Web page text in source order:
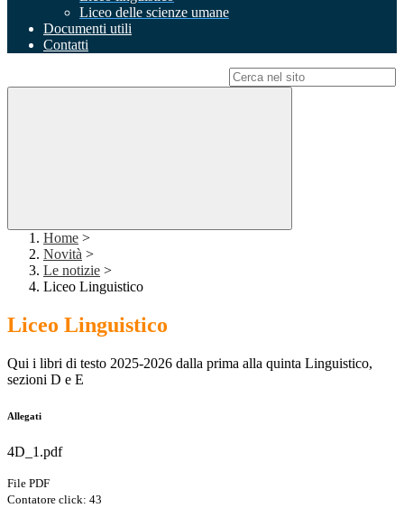
Liceo delle scienze umane
Documenti utili
Contatti
Home >
Novità >
Le notizie >
Liceo Linguistico
Liceo Linguistico
Qui i libri di testo 2025-2026 dalla prima alla quinta Linguistico,
sezioni D e E
Allegati
4D_1.pdf
File PDF
Contatore click: 43